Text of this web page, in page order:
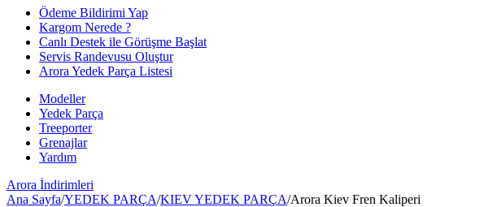
Ödeme Bildirimi Yap
Kargom Nerede ?
Canlı Destek ile Görüşme Başlat
Servis Randevusu Oluştur
Arora Yedek Parça Listesi
Modeller
Yedek Parça
Treeporter
Grenajlar
Yardım
Arora İndirimleri
Ana Sayfa/YEDEK PARÇA/KIEV YEDEK PARÇA/Arora Kiev Fren Kaliperi